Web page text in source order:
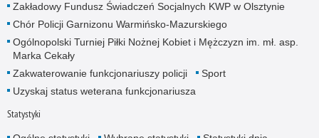
Zakładowy Fundusz Świadczeń Socjalnych KWP w Olsztynie
Chór Policji Garnizonu Warmińsko-Mazurskiego
Ogólnopolski Turniej Piłki Nożnej Kobiet i Mężczyzn im. mł. asp.
Marka Cekały
Zakwaterowanie funkcjonariuszy policji
Sport
Uzyskaj status weterana funkcjonariusza
Statystyki